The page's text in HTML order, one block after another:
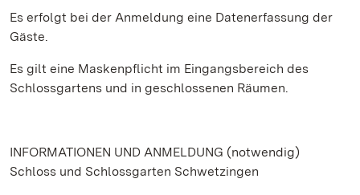
Es erfolgt bei der Anmeldung eine Datenerfassung der
Gäste.
Es gilt eine Maskenpflicht im Eingangsbereich des
Schlossgartens und in geschlossenen Räumen.
INFORMATIONEN UND ANMELDUNG (notwendig)
Schloss und Schlossgarten Schwetzingen